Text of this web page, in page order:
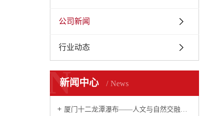
公司新闻
行业动态
新闻中心 News
N
厦门十二龙潭瀑布——人文与自然交融的瀑布...